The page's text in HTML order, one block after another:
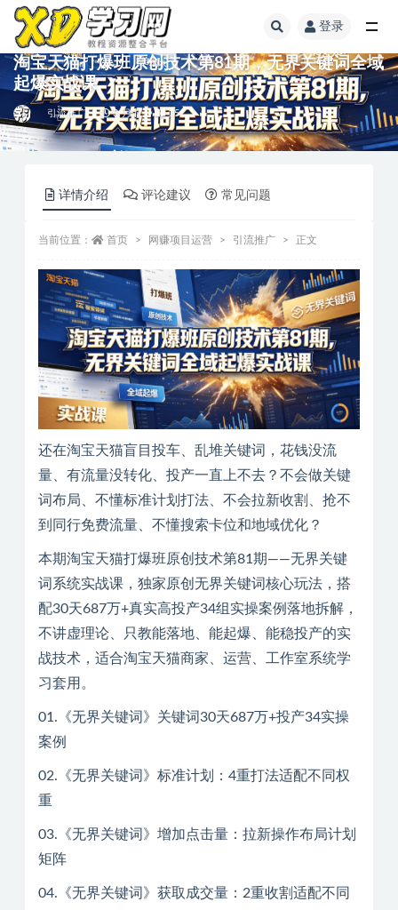
登录
淘宝天猫打爆班原创技术第81期，无界关键词全域
起爆实战课
引流推广 3 月前 15
详情介绍 评论建议 常见问题
当前位置： 首页 网赚项目运营 引流推广 正文
还在淘宝天猫盲目投车、乱堆关键词，花钱没流
量、有流量没转化、投产一直上不去？不会做关键
词布局、不懂标准计划打法、不会拉新收割、抢不
到同行免费流量、不懂搜索卡位和地域优化？
本期淘宝天猫打爆班原创技术第81期——无界关键
词系统实战课，独家原创无界关键词核心玩法，搭
配30天687万+真实高投产34组实操案例落地拆解，
不讲虚理论、只教能落地、能起爆、能稳投产的实
战技术，适合淘宝天猫商家、运营、工作室系统学
习套用。
01.《无界关键词》关键词30天687万+投产34实操
案例
02.《无界关键词》标准计划：4重打法适配不同权
重
03.《无界关键词》增加点击量：拉新操作布局计划
矩阵
04.《无界关键词》获取成交量：2重收割适配不同